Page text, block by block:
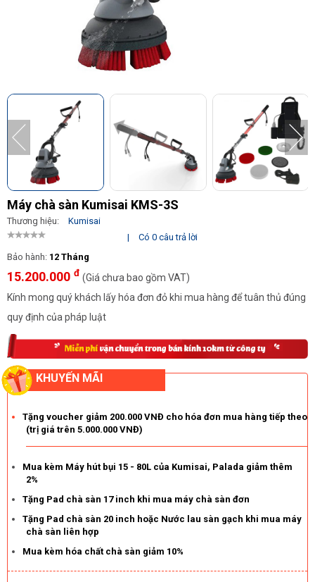
Máy chà sàn Kumisai KMS-3S
Thương hiệu:
Kumisai
|
Có 0 câu trả lời
Bảo hành: 12 Tháng
15.200.000 đ (Giá chưa bao gồm VAT)
Kính mong quý khách lấy hóa đơn đỏ khi mua hàng để tuân thủ đúng
quy định của pháp luật
KHUYẾN MÃI
Tặng voucher giảm 200.000 VNĐ cho hóa đơn mua hàng tiếp theo
(trị giá trên 5.000.000 VNĐ)
Mua kèm Máy hút bụi 15 - 80L của Kumisai, Palada giảm thêm
2%
Tặng Pad chà sàn 17 inch khi mua máy chà sàn đơn
Tặng Pad chà sàn 20 inch hoặc Nước lau sàn gạch khi mua máy
chà sàn liên hợp
Mua kèm hóa chất chà sàn giảm 10%